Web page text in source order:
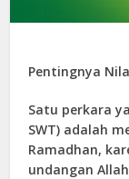
Pentingnya
Satu perkara
SWT) adalah
Ramadhan,
undangan